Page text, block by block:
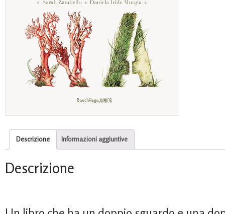
Descrizione Informazioni aggiuntive
Descrizione